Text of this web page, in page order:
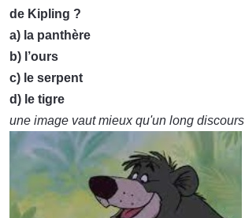
de Kipling ?
a) la panthère
b) l’ours
c) le serpent
d) le tigre
une image vaut mieux qu'un long discours